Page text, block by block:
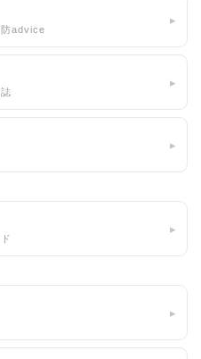
防advice
▸
▸
▸
▸
▸